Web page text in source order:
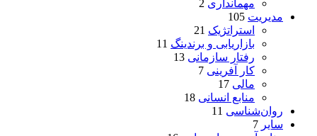
مهمانداری 2
مدیریت 105
استراتژیک 21
بازاریابی و برندینگ 11
رفتار سازمانی 13
کار آفرینی 7
مالی 17
منابع انسانی 18
روان‌شناسی 11
سایر 7